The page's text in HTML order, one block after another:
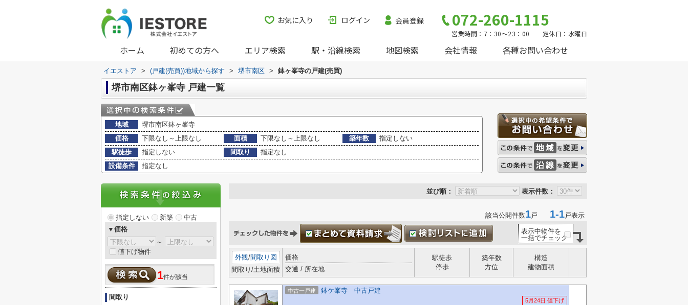
お気に入り ログイン 会員登録 072-260-1115
営業時間：7：30～23：00 定休日：水曜日
ホーム 初めての方へ エリア検索 駅・沿線検索 地図検索 会社情報 各種お問い合わせ
イエストア > (戸建(売買))地域から探す > 堺市南区 > 鉢ヶ峯寺の戸建(売買)
堺市南区鉢ヶ峯寺 戸建一覧
地域
堺市南区鉢ヶ峯寺
価格
下限なし～上限なし 面積 下限なし～上限なし 築年数
指定しない
駅徒歩
指定しない 間取り
指定なし
設備条件
指定なし
並び順： 表示件数：
該当公開件数1戸 1-1戸表示
表示中物件を
一括でチェック
外観/間取り図
間取り/土地面積
価格
交通 / 所在地
駅徒歩
停歩
築年数
方位
構造
建物面積
中古一戸建 鉢ケ峯寺 中古戸建
5月24日 値下げ
指定しない 新築
中古
▼価格
～
値下げ物件
1件が該当
間取り